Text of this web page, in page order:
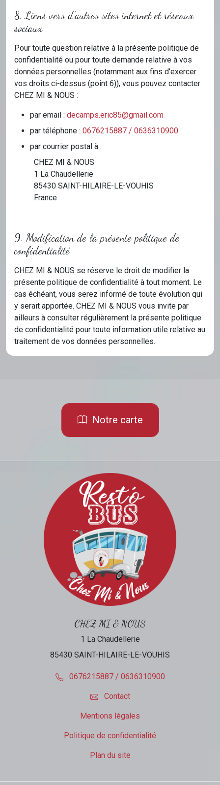
8. Liens vers d’autres sites internet et réseaux
sociaux
Pour toute question relative à la présente politique de
confidentialité ou pour toute demande relative à vos
données personnelles (notamment aux fins d’exercer
vos droits ci-dessus (point 6)), vous pouvez contacter
CHEZ MI & NOUS :
par email : decamps.eric85@gmail.com
par téléphone : 0676215887 / 0636310900
par courrier postal à :
CHEZ MI & NOUS
1 La Chaudellerie
85430 SAINT-HILAIRE-LE-VOUHIS
France
9. Modification de la présente politique de
confidentialité
CHEZ MI & NOUS se réserve le droit de modifier la
présente politique de confidentialité à tout moment. Le
cas échéant, vous serez informé de toute évolution qui
y serait apportée. CHEZ MI & NOUS vous invite par
ailleurs à consulter régulièrement la présente politique
de confidentialité pour toute information utile relative au
traitement de vos données personnelles.
Notre carte
CHEZ MI & NOUS
1 La Chaudellerie
85430 SAINT-HILAIRE-LE-VOUHIS
0676215887 / 0636310900
Contact
Mentions légales
Politique de confidentialité
Plan du site